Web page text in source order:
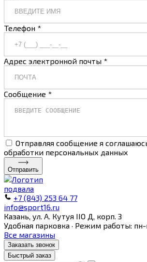
Телефон *
Адрес электронной почты *
Сообщение *
Отправляя сообщение я
обработки персональных данных
Отправить
+7 (843) 253 64 77
info@sport16.ru
Казань, ул. А. Кутуя IIO Д, корп. З
Удобная парковка · Режим работы: пн-
Все магазины
Заказать звонок
Быстрый заказ